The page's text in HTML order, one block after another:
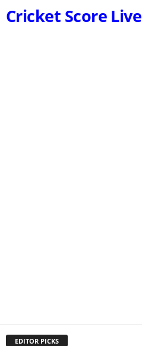
Cricket Score Live
EDITOR PICKS